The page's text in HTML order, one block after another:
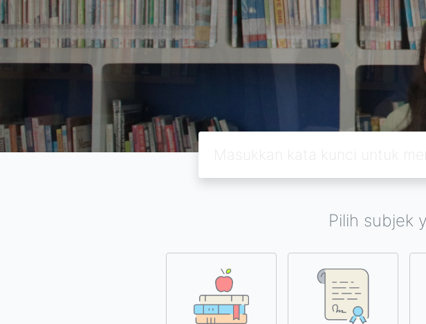
Pilih subjek